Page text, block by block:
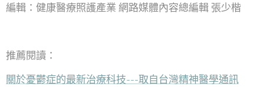
編輯：健康醫療照護產業 網路媒體內容總編輯 張少楷
推薦閱讀：
關於憂鬱症的最新治療科技---取自台灣精神醫學通訊